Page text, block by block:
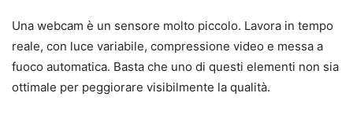
Una webcam è un sensore molto piccolo. Lavora in tempo
reale, con luce variabile, compressione video e messa a
fuoco automatica. Basta che uno di questi elementi non sia
ottimale per peggiorare visibilmente la qualità.